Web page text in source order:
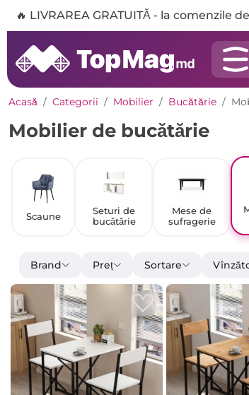
🔥 LIVRAREA GRATUITĂ - la comenzile
Acasă Categorii Mobilier Bucătărie
Mobilier de bucătărie
Scaune
Seturi de
bucătărie
Mese de
sufragerie
Brand Preț Sortare